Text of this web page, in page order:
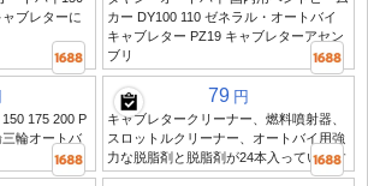
ブレターに
カー DY100 110 ゼネラル・オートバイ
キャブレター PZ19 キャブレターアセン
ブリ
175 200 P
輪オートバ
79 円
キャブレタークリーナー、燃料噴射器、
スロットルクリーナー、オートバイ用強
力な脱脂剤と脱脂剤が24本入っています